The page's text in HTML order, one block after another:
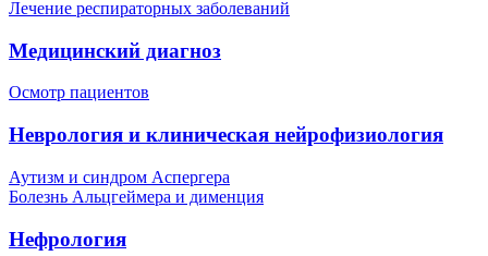
Лечение респираторных заболеваний
Медицинский диагноз
Осмотр пациентов
Неврология и клиническая нейрофизиология
Аутизм и синдром Аспергера
Болезнь Альцгеймера и дименция
Нефрология